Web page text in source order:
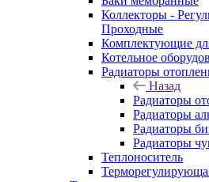
Коллекторы -
Проходные
Комплектующие
Котельное
Радиаторы
Назад
Радиаторы
Радиаторы
Радиаторы
Радиаторы
Теплоноситель